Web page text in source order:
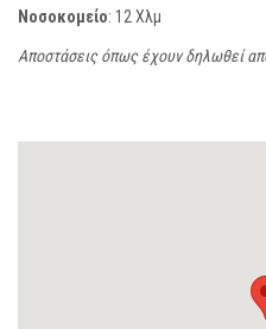
Νοσοκομείο: 12 Χλμ
Αποστάσεις όπως έχουν δηλωθεί